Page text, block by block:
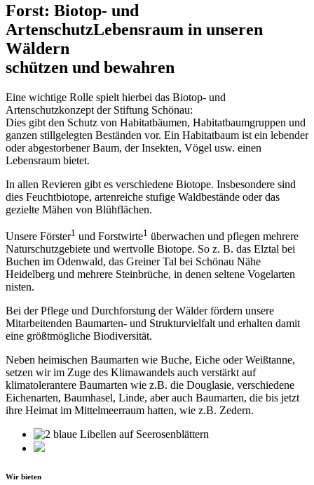
Forst: Biotop- und
ArtenschutzLebensraum in unseren
Wäldern
schützen und bewahren
Eine wichtige Rolle spielt hierbei das Biotop- und
Artenschutzkonzept der Stiftung Schönau:
Dies gibt den Schutz von Habitatbäumen, Habitatbaumgruppen und
ganzen stillgelegten Beständen vor. Ein Habitatbaum ist ein lebender
oder abgestorbener Baum, der Insekten, Vögel usw. einen
Lebensraum bietet.
In allen Revieren gibt es verschiedene Biotope. Insbesondere sind
dies Feuchtbiotope, artenreiche stufige Waldbestände oder das
gezielte Mähen von Blühflächen.
Unsere Förster1 und Forstwirte1 überwachen und pflegen mehrere
Naturschutzgebiete und wertvolle Biotope. So z. B. das Elztal bei
Buchen im Odenwald, das Greiner Tal bei Schönau Nähe
Heidelberg und mehrere Steinbrüche, in denen seltene Vogelarten
nisten.
Bei der Pflege und Durchforstung der Wälder fördern unsere
Mitarbeitenden Baumarten- und Strukturvielfalt und erhalten damit
eine größtmögliche Biodiversität.
Neben heimischen Baumarten wie Buche, Eiche oder Weißtanne,
setzen wir im Zuge des Klimawandels auch verstärkt auf
klimatolerantere Baumarten wie z.B. die Douglasie, verschiedene
Eichenarten, Baumhasel, Linde, aber auch Baumarten, die bis jetzt
ihre Heimat im Mittelmeerraum hatten, wie z.B. Zedern.
Wir bieten